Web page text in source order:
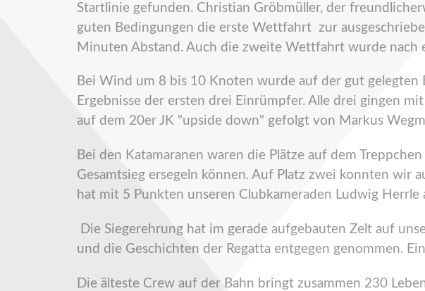
Startlinie gefunden. Christian Gröbmüller, der
guten Bedingungen die erste Wettfahrt zur
Minuten Abstand. Auch die zweite Wettfahrt wurde nach
Bei Wind um 8 bis 10 Knoten wurde auf der gut gelegten
Ergebnisse der ersten drei Einrümpfer. Alle drei gingen
auf dem 20er JK "upside down" gefolgt von Markus
Bei den Katamaranen waren die Plätze auf dem
Gesamtsieg ersegeln können. Auf Platz zwei konnten wir
hat mit 5 Punkten unseren Clubkameraden Ludwig Herrle
Die Siegerehrung hat im gerade aufgebauten Zelt auf
und die Geschichten der Regatta entgegen genommen.
Die älteste Crew auf der Bahn bringt zusammen 230